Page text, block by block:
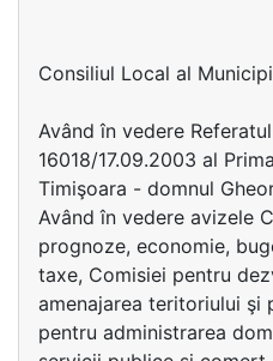
Consiliul Local al
Având în vedere
16018/17.09.2003 al
Timişoara - domnul
Având în vedere avizele
prognoze, economie,
taxe, Comisiei pentru
amenajarea teritoriului şi
pentru administrarea